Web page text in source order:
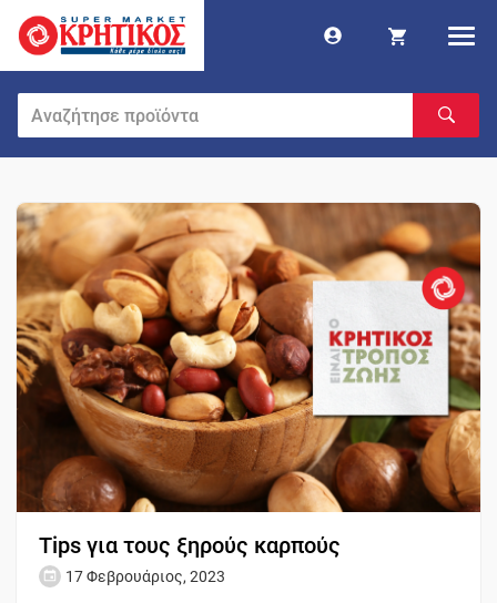
Tips για τους ξηρούς καρπούς
17 Φεβρουάριος, 2023